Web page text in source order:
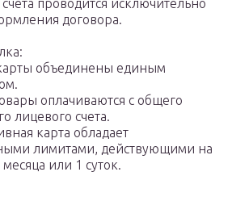
проводится исключительно
договора.
объединены единым
оплачиваются с общего
лицевого счета.
карта обладает
лимитами, действующими на
или 1 суток.